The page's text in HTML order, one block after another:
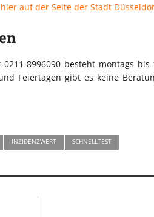
auf der Seite der Stadt
8996090 besteht montags
Feiertagen gibt es keine
INZIDENZWERT SCHNELLTEST
mit rustikalen